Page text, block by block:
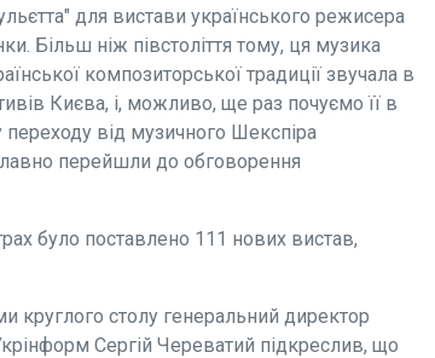
для вистави українського режисера
Більш ніж півстоліття тому, ця музика
композиторської традиції звучала в
Києва, і, можливо, ще раз почуємо її в
переходу від музичного Шекспіра
перейшли до обговорення
було поставлено 111 нових вистав,
круглого столу генеральний директор
Сергій Череватий підкреслив, що